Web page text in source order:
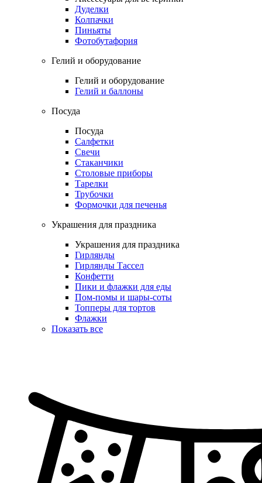
Дуделки
Колпачки
Пиньяты
Фотобутафория
Гелий и оборудование
Гелий и оборудование
Гелий и баллоны
Посуда
Посуда
Салфетки
Свечи
Стаканчики
Столовые приборы
Тарелки
Трубочки
Формочки для печенья
Украшения для праздника
Украшения для праздника
Гирлянды
Гирлянды Тассел
Конфетти
Пики и флажки для еды
Пом-помы и шары-соты
Топперы для тортов
Флажки
Показать все